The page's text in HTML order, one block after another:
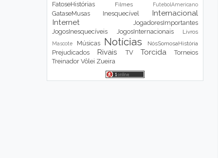
FatoseHistórias
Filmes FutebolAmericano
GataseMusas Inesquecível
Internacional
Internet
JogadoresImportantes
JogosInesquecíveis
JogosInternacionais Livros
Mascote Músicas Notícias NósSomosaHistória
Prejudicados Rivais TV Torcida
Torneios
Treinador Vôlei Zueira